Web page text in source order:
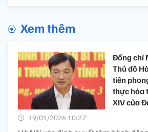
Xem thêm
Đồng chí
Thủ đô
tiên
thực hóa
XIV của
19/01/2026 10:27’